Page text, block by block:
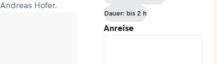
Andreas Hofer.
Dauer: bis 2 h
Anreise